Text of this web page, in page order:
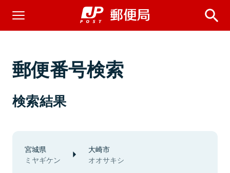
郵便番号検索
検索結果
宮城県
ミヤギケン
大崎市
オオサキシ